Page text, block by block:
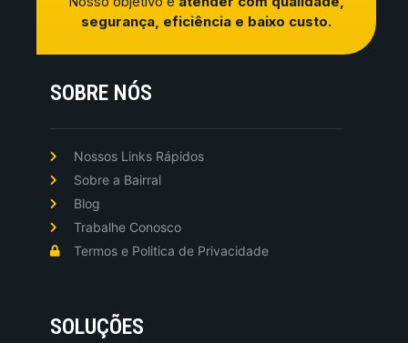
segurança, eficiência e baixo custo.
SOBRE NÓS
Nossos Links Rápidos
Sobre a Bairral
Blog
Trabalhe Conosco
Termos e Politica de Privacidade
SOLUÇÕES